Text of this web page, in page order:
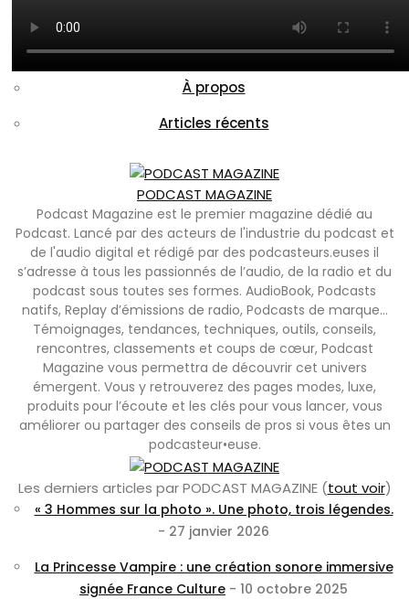
À propos
Articles récents
PODCAST MAGAZINE
Podcast Magazine est le premier magazine dédié au
Podcast. Lancé par des acteurs de l'industrie du podcast et
de l'audio digital et rédigé par des podcasteurs.euses il
s’adresse à tous les passionnés de l’audio, de la radio et du
podcast sous toutes ses formes. AudioBook, Podcasts
natifs, Replay d’émissions de radio, Podcasts de marque…
Témoignages, tendances, techniques, outils, conseils,
rencontres, classements et coups de cœur, Podcast
Magazine vous permettra de découvrir cet univers
émergent. Vous y retrouverez des pages modes, luxe,
produits pour l’écoute et les clés pour vous lancer, vous
améliorer ou partager des conseils de pros si vous êtes un
podcasteur•euse.
Les derniers articles par PODCAST MAGAZINE (tout voir)
« 3 Hommes sur la photo ». Une photo, trois légendes.
- 27 janvier 2026
La Princesse Vampire : une création sonore immersive
signée France Culture - 10 octobre 2025